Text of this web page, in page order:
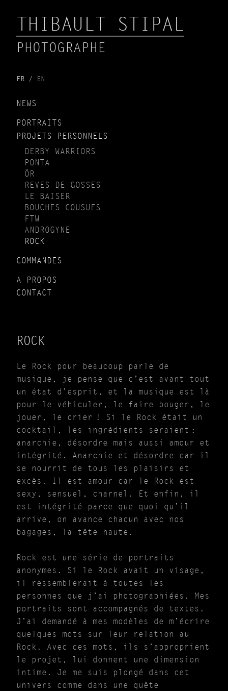
THIBAULT STIPAL
PHOTOGRAPHE
FR EN
NEWS
PORTRAITS
PROJETS PERSONNELS
DERBY WARRIORS
PONTA
ÖR
REVES DE GOSSES
LE BAISER
BOUCHES COUSUES
FTW
ANDROGYNE
ROCK
COMMANDES
A PROPOS
CONTACT
ROCK
Le Rock pour beaucoup parle de
musique, je pense que c’est avant tout
un état d’esprit, et la musique est là
pour le véhiculer, le faire bouger, le
jouer, le crier ! Si le Rock était un
cocktail, les ingrédients seraient :
anarchie, désordre mais aussi amour et
intégrité. Anarchie et désordre car il
se nourrit de tous les plaisirs et
excès. Il est amour car le Rock est
sexy, sensuel, charnel. Et enfin, il
est intégrité parce que quoi qu’il
arrive, on avance chacun avec nos
bagages, la tête haute.
Rock est une série de portraits
anonymes. Si le Rock avait un visage,
il ressemblerait à toutes les
personnes que j’ai photographiées. Mes
portraits sont accompagnés de textes.
J’ai demandé à mes modèles de m’écrire
quelques mots sur leur relation au
Rock. Avec ces mots, ils s’approprient
le projet, lui donnent une dimension
intime. Je me suis plongé dans cet
univers comme dans une quête